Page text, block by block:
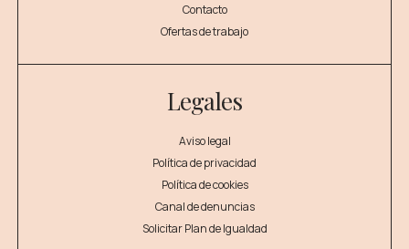
Contacto
Ofertas de trabajo
Legales
Aviso legal
Política de privacidad
Política de cookies
Canal de denuncias
Solicitar Plan de Igualdad